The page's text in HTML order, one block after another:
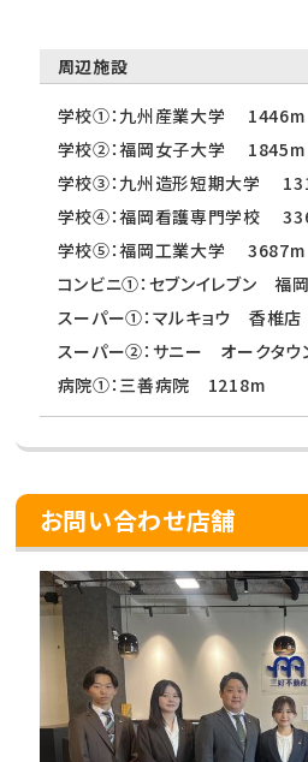
周辺施設
学校①：九州産業大学 1446m
学校②：福岡女子大学 1845m
学校③：九州造形短期大学
学校④：福岡看護専門学校
学校⑤：福岡工業大学 3687m
コンビニ①：セブンイレブン
スーパー①：マルキョウ 香椎
スーパー②：サニー オークタ
病院①：三善病院 1218m
お問い合わせ店舗